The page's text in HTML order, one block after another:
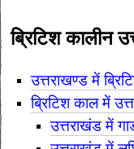
ब्रिटिश कालीन
उत्तराखण्ड में
ब्रिटिश काल में
उत्तराखंड में